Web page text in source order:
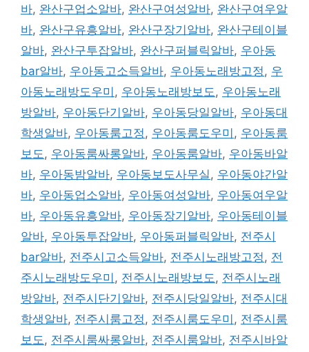
바, 완산구업소알바, 완산구여성알바, 완산구여우알
바, 완산구유흥알바, 완산구장기알바, 완산구테이블
알바, 완산구투잡알바, 완산구퍼블릭알바, 우아동
bar알바, 우아동고소득알바, 우아동노래방고정 , 우
아동노래방도우미 , 우아동노래방보도 , 우아동노래
방알바, 우아동단기알바, 우아동당일알바, 우아동대
학생알바, 우아동룸고정 , 우아동룸도우미 , 우아동룸
보도 , 우아동룸싸롱알바, 우아동룸알바, 우아동바알
바, 우아동밤알바, 우아동보도사무실 , 우아동야간알
바, 우아동업소알바, 우아동여성알바, 우아동여우알
바, 우아동유흥알바, 우아동장기알바, 우아동테이블
알바, 우아동투잡알바, 우아동퍼블릭알바, 전주시
bar알바, 전주시고소득알바, 전주시노래방고정 , 전
주시노래방도우미 , 전주시노래방보도 , 전주시노래
방알바, 전주시단기알바, 전주시당일알바, 전주시대
학생알바, 전주시룸고정 , 전주시룸도우미 , 전주시룸
보도 , 전주시룸싸롱알바, 전주시룸알바, 전주시바알